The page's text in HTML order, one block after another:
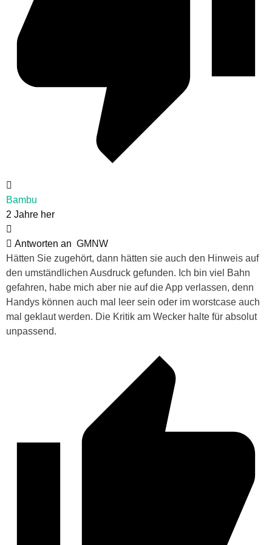
Bambu
2 Jahre her
Antworten an GMNW
Hätten Sie zugehört, dann hätten sie auch den Hinweis auf
den umständlichen Ausdruck gefunden. Ich bin viel Bahn
gefahren, habe mich aber nie auf die App verlassen, denn
Handys können auch mal leer sein oder im worstcase auch
mal geklaut werden. Die Kritik am Wecker halte für absolut
unpassend.